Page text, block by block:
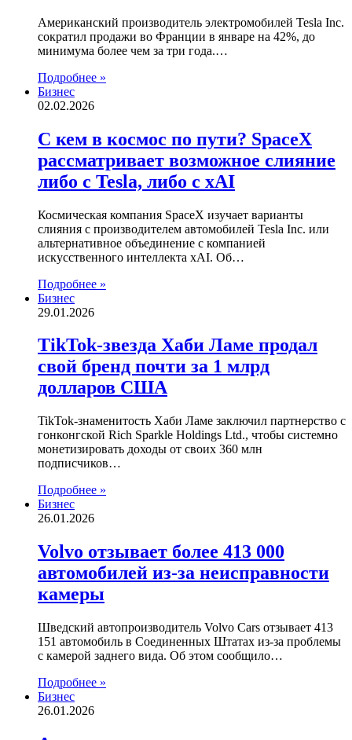
Американский производитель электромобилей Tesla Inc.
сократил продажи во Франции в январе на 42%, до
минимума более чем за три года.…
Подробнее »
Бизнес
02.02.2026
С кем в космос по пути? SpaceX
рассматривает возможное слияние
либо с Tesla, либо с xAI
Космическая компания SpaceX изучает варианты
слияния с производителем автомобилей Tesla Inc. или
альтернативное объединение с компанией
искусственного интеллекта xAI. Об…
Подробнее »
Бизнес
29.01.2026
TikTok-звезда Хаби Ламе продал
свой бренд почти за 1 млрд
долларов США
TikTok-знаменитость Хаби Ламе заключил партнерство с
гонконгской Rich Sparkle Holdings Ltd., чтобы системно
монетизировать доходы от своих 360 млн
подписчиков…
Подробнее »
Бизнес
26.01.2026
Volvo отзывает более 413 000
автомобилей из-за неисправности
камеры
Шведский автопроизводитель Volvo Cars отзывает 413
151 автомобиль в Соединенных Штатах из-за проблемы
с камерой заднего вида. Об этом сообщило…
Подробнее »
Бизнес
26.01.2026